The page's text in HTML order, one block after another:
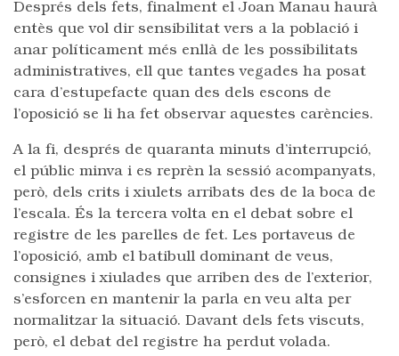
Després dels fets, finalment el Joan Manau haurà
entès que vol dir sensibilitat vers a la població i
anar políticament més enllà de les possibilitats
administratives, ell que tantes vegades ha posat
cara d’estupefacte quan des dels escons de
l’oposició se li ha fet observar aquestes carències.
A la fi, després de quaranta minuts d’interrupció,
el públic minva i es reprèn la sessió acompanyats,
però, dels crits i xiulets arribats des de la boca de
l’escala. És la tercera volta en el debat sobre el
registre de les parelles de fet. Les portaveus de
l’oposició, amb el batibull dominant de veus,
consignes i xiulades que arriben des de l’exterior,
s’esforcen en mantenir la parla en veu alta per
normalitzar la situació. Davant dels fets viscuts,
però, el debat del registre ha perdut volada.